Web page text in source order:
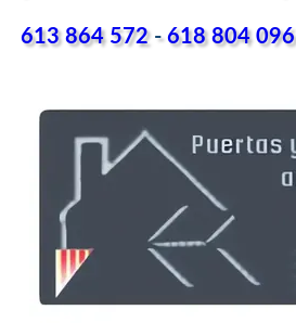
613 864 572-618 804 096